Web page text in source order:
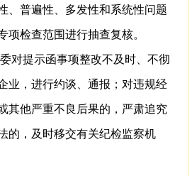
、普遍性、多发性和系统性问题
项检查范围进行抽查复核。
对提示函事项整改不及时、不彻
业，进行约谈、通报；对违规经
其他严重不良后果的，严肃追究
的，及时移交有关纪检监察机